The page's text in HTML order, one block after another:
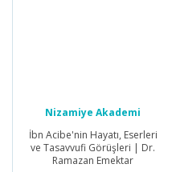
Nizamiye Akademi
Yayınları
İbn Acibe'nin Hayatı, Eserleri
ve Tasavvufi Görüşleri | Dr.
Ramazan Emektar